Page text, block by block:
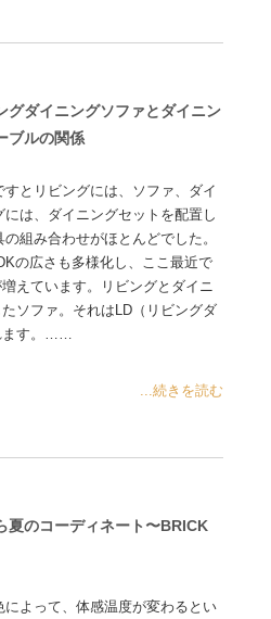
グダイニングソファとダイニン
ブルの関係
すとリビングには、ソファ、ダイ
には、ダイニングセットを配置し
の組み合わせがほとんどでした。
の広さも多様化し、ここ最近で
えています。リビングとダイニ
ソファ。それはLD（リビングダ
ます。……
...続きを読む
夏のコーディネート〜BRICK
によって、体感温度が変わるとい